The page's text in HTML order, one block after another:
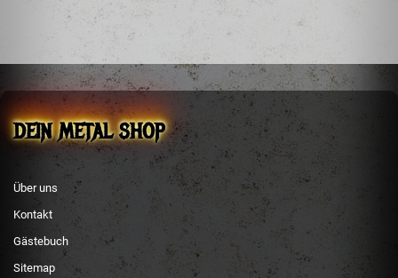
DEIN METAL SHOP
Über uns
Kontakt
Gästebuch
Sitemap